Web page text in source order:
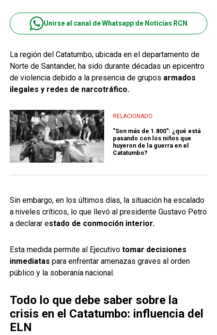
Unirse al canal de Whatsapp de Noticias RCN
La región del Catatumbo, ubicada en el departamento de
Norte de Santander, ha sido durante décadas un epicentro
de violencia debido a la presencia de grupos armados
ilegales y redes de narcotráfico.
RELACIONADO
"Son más de 1.800": ¿qué está
pasando con los niños que
huyeron de la guerra en el
Catatumbo?
Sin embargo, en los últimos días, la situación ha escalado
a niveles críticos, lo que llevó al presidente Gustavo Petro
a declarar estado de conmoción interior.
Esta medida permite al Ejecutivo tomar decisiones
inmediatas para enfrentar amenazas graves al orden
público y la soberanía nacional.
Todo lo que debe saber sobre la
crisis en el Catatumbo: influencia del
ELN